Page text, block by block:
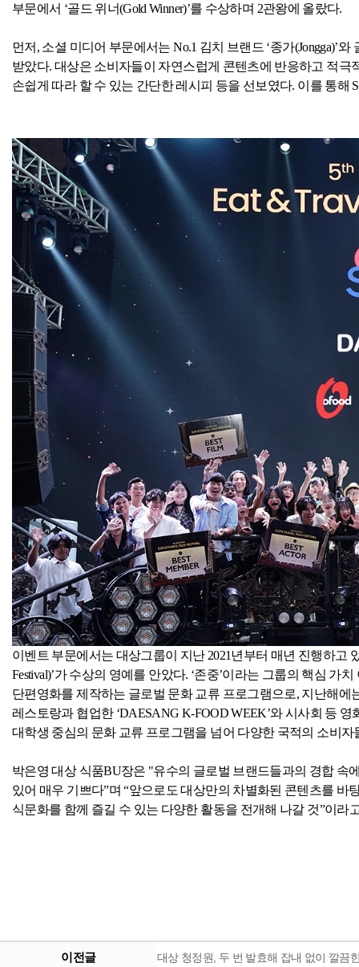
부문에서 ‘골드 위너(Gold Winner)’를 수상하며 2관왕에 올랐다.
먼저 , 소셜 미디어 부문에서는 No.1 김치 브랜드 ‘종가(Jongga)’와
받았다. 대상은 소비자들이 자연스럽게 콘텐츠에 반응하고 적극
손쉽게 따라 할 수 있는 간단한 레시피 등을 선보였다. 이를 통해
이벤트 부문에서는 대상그룹이 지난2021 년부터 매년 진행하고
Festival)’가 수상의 영예를 안았다. ‘존중’이라는 그룹의 핵심 가
단편영화를 제작하는 글로벌 문화 교류 프로그램으로, 지난해에
레스토랑과 협업한 ‘DAESANG K-FOOD WEEK’와 시사회 등
대학생 중심의 문화 교류 프로그램을 넘어 다양한 국적의 소비
박은영 대상 식품BU장은 "유수의 글로벌 브랜드들과의 경합 속
있어 매우 기쁘다”며 “앞으로도 대상만의 차별화된 콘텐츠를 바
식문화를 함께 즐길 수 있는 다양한 활동을 전개해 나갈 것”이라
이전글 대상 청정원, 두 번 발효해 잡내 없이 깔끔